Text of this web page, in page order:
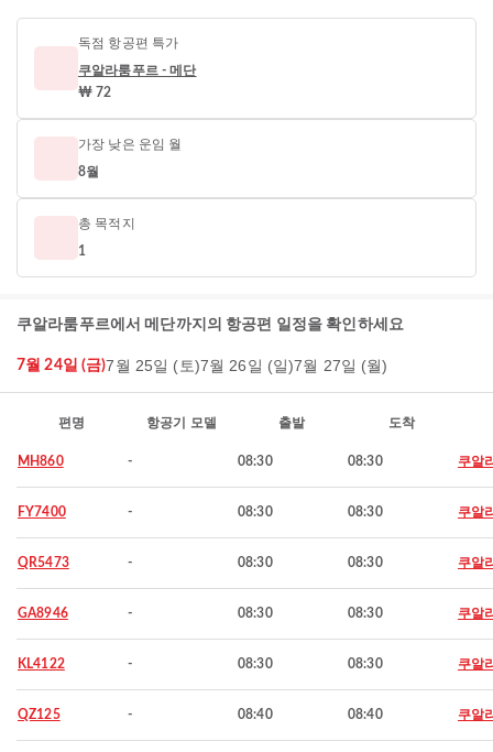
독점 항공편 특가
쿠알라룸푸르 - 메단
₩ 72
가장 낮은 운임 월
8월
총 목적지
1
쿠알라룸푸르에서 메단까지의 항공편 일정을 확인하세요
7월 24일 (금)7월 25일 (토)7월 26일 (일)7월 27일 (월)
편명 항공기 모델 출발 도착
MH860 - 08:30 08:30 쿠알
FY7400 - 08:30 08:30 쿠알
QR5473 - 08:30 08:30 쿠알
GA8946 - 08:30 08:30 쿠알
KL4122 - 08:30 08:30 쿠알
QZ125 - 08:40 08:40 쿠알